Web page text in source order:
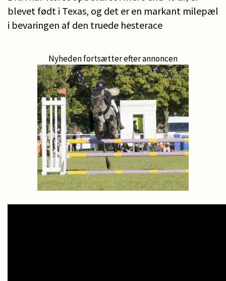
blevet født i Texas, og det er en markant milepæl
i bevaringen af den truede hesterace
Nyheden fortsætter efter annoncen